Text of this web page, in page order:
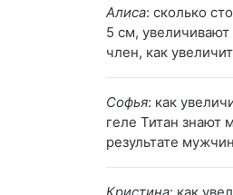
Алиса: сколько
5 см, увеличивают
член, как
Софья: как
геле Титан знают
результате